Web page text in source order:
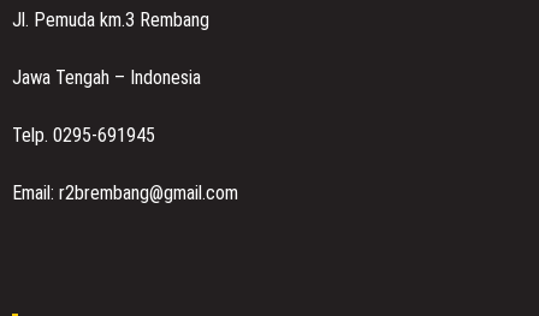
Jl. Pemuda km.3 Rembang
Jawa Tengah – Indonesia
Telp. 0295-691945
Email: r2brembang@gmail.com